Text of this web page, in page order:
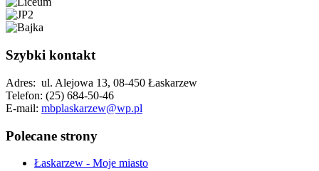
Szybki kontakt
Adres: ul. Alejowa 13, 08-450 Łaskarzew
Telefon: (25) 684-50-46
E-mail: mbplaskarzew@wp.pl
Polecane strony
Łaskarzew - Moje miasto